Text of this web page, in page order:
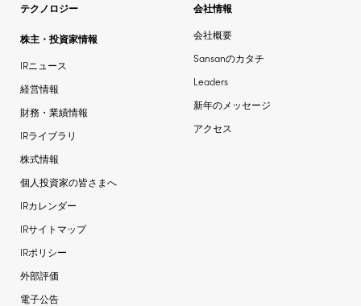
テクノロジー
会社情報
会社概要
Sansanのカタチ
Leaders
新年のメッセージ
アクセス
株主・投資家情報
IRニュース
経営情報
財務・業績情報
IRライブラリ
株式情報
個人投資家の皆さまへ
IRカレンダー
IRサイトマップ
IRポリシー
外部評価
電子公告